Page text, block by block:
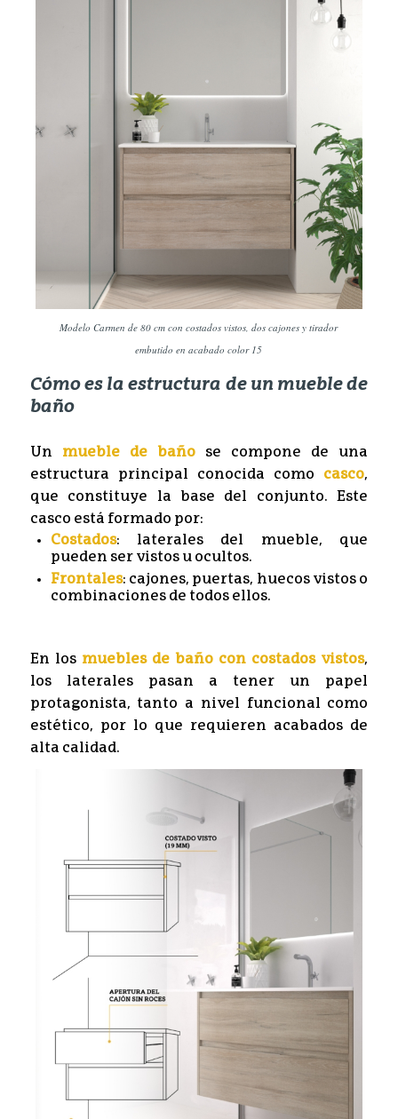
Modelo Carmen de 80 cm con costados vistos, dos cajones y tirador
embutido en acabado color 15
Cómo es la estructura de un mueble de
baño
Un mueble de bañose compone de una
estructura principal conocida como casco,
que constituye la base del conjunto. Este
casco está formado por:
Costados: laterales del mueble, que
pueden ser vistos u ocultos.
Frontales: cajones, puertas, huecos vistos o
combinaciones de todos ellos.
En los muebles de baño con costados vistos,
los laterales pasan a tener un papel
protagonista, tanto a nivel funcional como
estético, por lo que requieren acabados de
alta calidad.